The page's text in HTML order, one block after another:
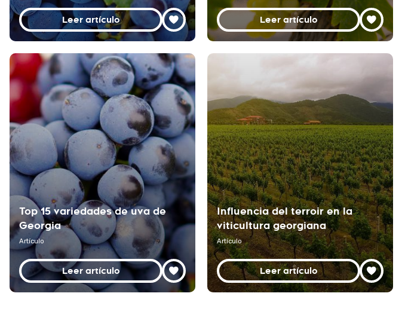
Leer artículo Leer artículo
Top 15 variedades de uva de
Georgia
Artículo
Leer artículo
Influencia del terroir en la
viticultura georgiana
Artículo
Leer artículo